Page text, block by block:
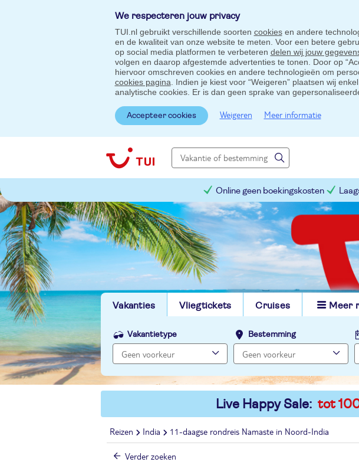
We respecteren jouw privacy
TUI.nl gebruikt verschillende soorten cookiesen andere
en de kwaliteit van onze website te meten. Voor een betere
op social media platformen te verbeteren delen wij jouw
volgen en daarop afgestemde advertenties te tonen. Door op
hiervoor omschreven cookies en andere technologieën om
cookies pagina . Indien je kiest voor “Weigeren” plaatsen wij
analytische cookies. Er is dan geen sprake van
Accepteer cookies Weigeren Meer informatie
Online geen boekingskosten
Vakanties Vliegtickets Cruises Meer
Vakantietype Bestemming
Live Happy Sale: tot
Reizen India 11-daagse rondreis Namaste in Noord-India
Verder zoeken